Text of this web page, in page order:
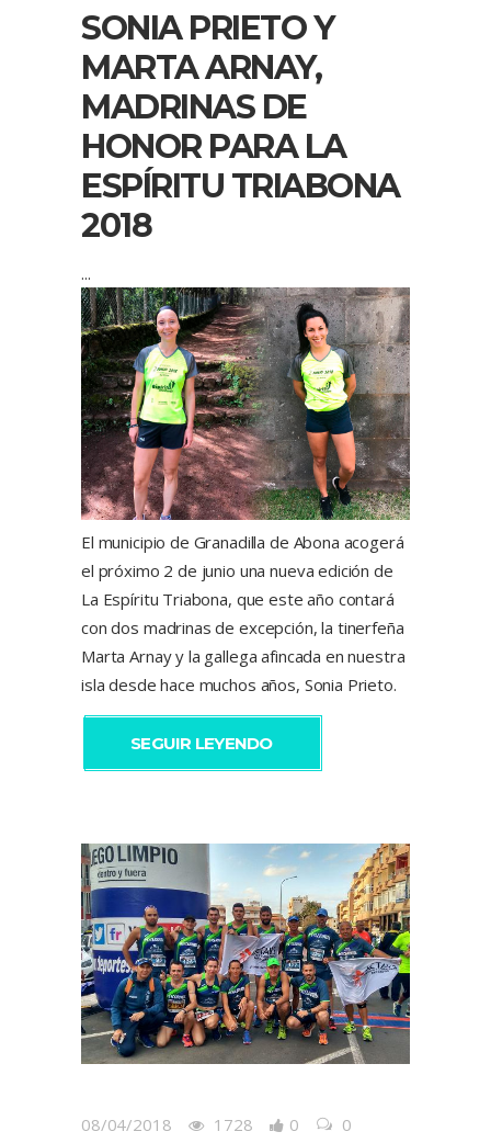
SONIA PRIETO Y
MARTA ARNAY,
MADRINAS DE
HONOR PARA LA
ESPÍRITU TRIABONA
2018
El municipio de Granadilla de Abona acogerá
el próximo 2 de junio una nueva edición de
La Espíritu Triabona, que este año contará
con dos madrinas de excepción, la tinerfeña
Marta Arnay y la gallega afincada en nuestra
isla desde hace muchos años, Sonia Prieto.
SEGUIR LEYENDO
08/04/2018 1728 0 0